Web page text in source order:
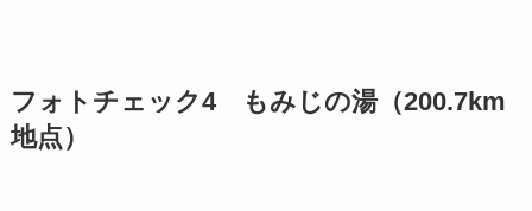
フォトチェック4 もみじの湯（200.7km
地点）